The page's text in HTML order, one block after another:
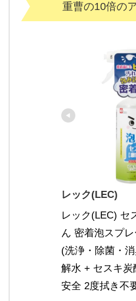
重曹の10倍の
レック(LEC)
レック(LEC) セ
ん 密着泡スプレ
(洗浄・除菌・
解水 + セスキ
安全 2度拭き不